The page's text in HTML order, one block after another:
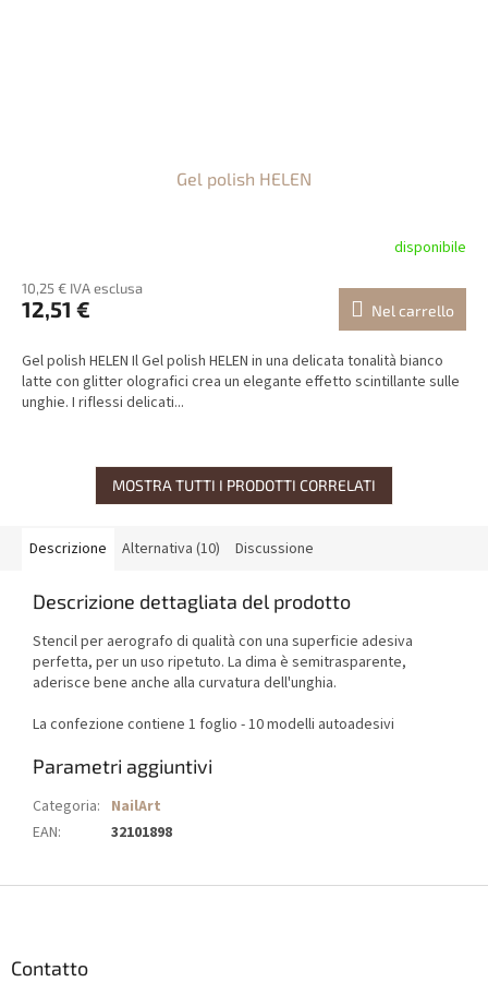
Gel polish HELEN
disponibile
10,25 € IVA esclusa
12,51 € Nel carrello
Gel polish HELEN Il Gel polish HELEN in una delicata tonalità bianco
latte con glitter olografici crea un elegante effetto scintillante sulle
unghie. I riflessi delicati...
MOSTRA TUTTI I PRODOTTI CORRELATI
Descrizione Alternativa (10) Discussione
Descrizione dettagliata del prodotto
Stencil per aerografo di qualità con una superficie adesiva
perfetta, per un uso ripetuto. La dima è semitrasparente,
aderisce bene anche alla curvatura dell'unghia.
La confezione contiene 1 foglio - 10 modelli autoadesivi
Parametri aggiuntivi
Categoria: NailArt
EAN: 32101898
Contatto